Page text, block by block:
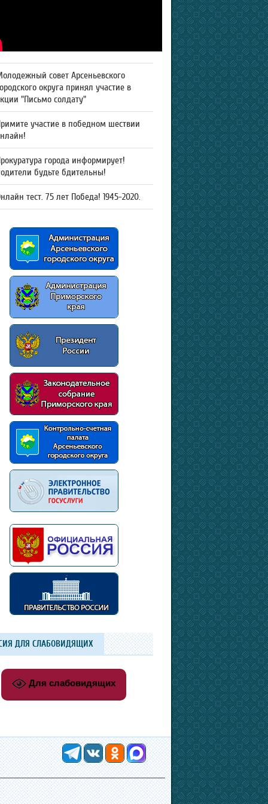
совет Арсеньевского
округа принял участие в
"Письмо солдату"
участие в победном шествии
города информирует!
будьте бдительны!
тест. 75 лет Победа! 1945-2020.
ДЛЯ СЛАБОВИДЯЩИХ
Для слабовидящих